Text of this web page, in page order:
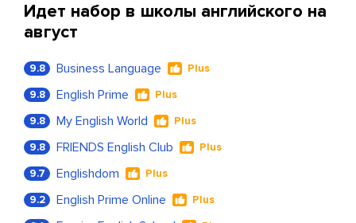
Идет набор в школы английского на
август
9.8 Business Language Plus
9.8 English Prime Plus
9.8 My English World Plus
9.8 FRIENDS English Club Plus
9.7 Englishdom Plus
9.2 English Prime Online Plus